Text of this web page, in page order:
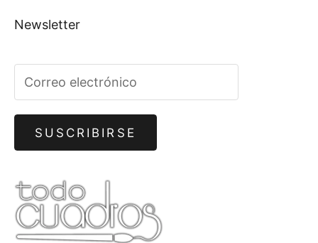
Newsletter
SUSCRIBIRSE